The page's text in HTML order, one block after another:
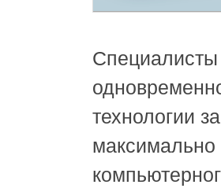
Специалисты
технологии
максимально